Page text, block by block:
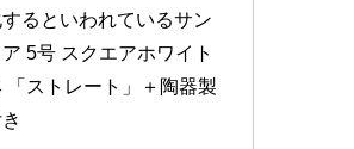
るといわれているサン
5号 スクエアホワイト
「ストレート」＋陶器製